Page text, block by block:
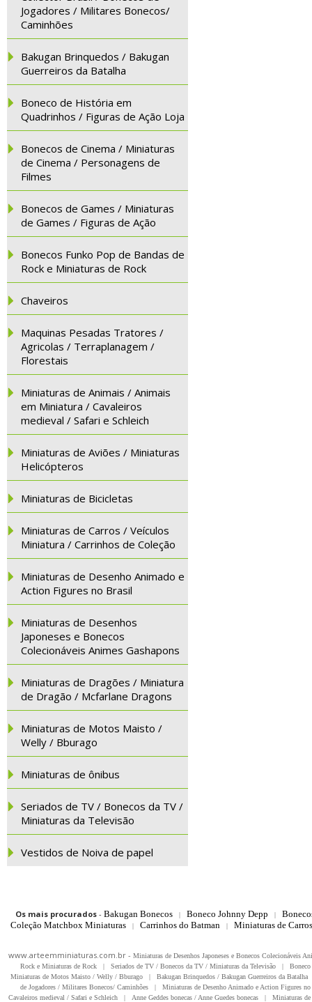
Jogadores / Militares Bonecos/
Caminhões
Bakugan Brinquedos / Bakugan
Guerreiros da Batalha
Boneco de História em
Quadrinhos / Figuras de Ação Loja
Bonecos de Cinema / Miniaturas
de Cinema / Personagens de
Filmes
Bonecos de Games / Miniaturas
de Games / Figuras de Ação
Bonecos Funko Pop de Bandas de
Rock e Miniaturas de Rock
Chaveiros
Maquinas Pesadas Tratores /
Agricolas / Terraplanagem /
Florestais
Miniaturas de Animais / Animais
em Miniatura / Cavaleiros
medieval / Safari e Schleich
Miniaturas de Aviões / Miniaturas
Helicópteros
Miniaturas de Bicicletas
Miniaturas de Carros / Veículos
Miniatura / Carrinhos de Coleção
Miniaturas de Desenho Animado e
Action Figures no Brasil
Miniaturas de Desenhos
Japoneses e Bonecos
Colecionáveis Animes Gashapons
Miniaturas de Dragões / Miniatura
de Dragão / Mcfarlane Dragons
Miniaturas de Motos Maisto /
Welly / Bburago
Miniaturas de ônibus
Seriados de TV / Bonecos da TV /
Miniaturas da Televisão
Vestidos de Noiva de papel
Os mais procurados- Bakugan Bonecos | Boneco Johnny Depp |
Coleção Matchbox Miniaturas
| Carrinhos do Batman | Miniaturas de
www.arteemminiaturas.com.br - Miniaturas de Desenhos Japoneses e Bonecos Colecionáveis
Rock e Miniaturas de Rock
| Seriados de TV / Bonecos da TV / Miniaturas da Televisão |
Miniaturas de Motos Maisto / Welly / Bburago
| Bakugan Brinquedos / Bakugan Guerreiros da Batalha
de Jogadores / Militares Bonecos/ Caminhões
|
Miniaturas de Desenho Animado e Action Figures
Cavaleiros medieval / Safari e Schleich
| Anne Geddes bonecas / Anne Guedes bonecas |
Miniaturas